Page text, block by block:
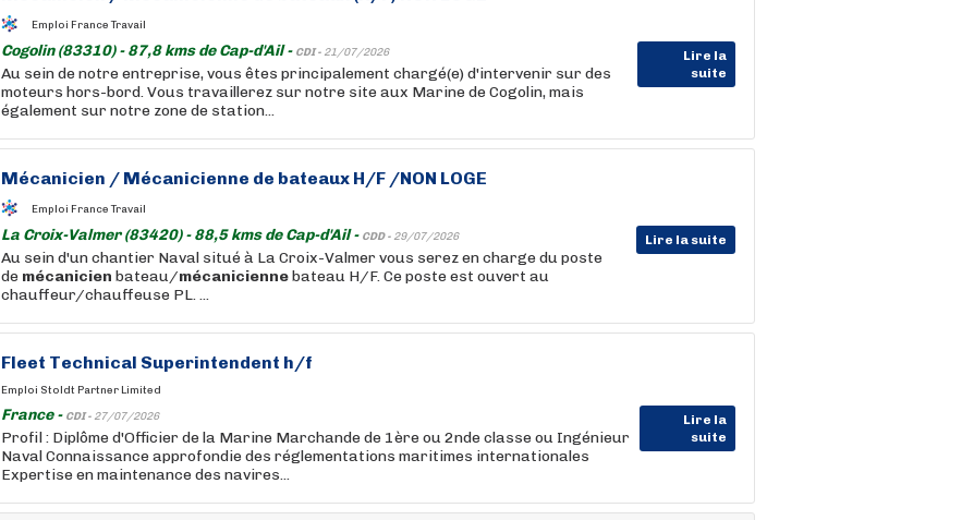
Emploi France Travail
Cogolin (83310) - 87,8 kms de Cap-d'Ail - CDI - 21/07/2026
Lire la
suite
Au sein de notre entreprise, vous êtes principalement chargé(e) d'intervenir sur des
moteurs hors-bord. Vous travaillerez sur notre site aux Marine de Cogolin, mais
également sur notre zone de station...
Mécanicien / Mécanicienne de bateaux H/F /NON LOGE
Emploi France Travail
La Croix-Valmer (83420) - 88,5 kms de Cap-d'Ail - CDD - 29/07/2026 Lire la suite
Au sein d'un chantier Naval situé à La Croix-Valmer vous serez en charge du poste
de mécanicien bateau/mécaniciennebateau H/F. Ce poste est ouvert au
chauffeur/chauffeuse PL. ...
Fleet Technical Superintendent h/f
Emploi Stoldt Partner Limited
France - CDI - 27/07/2026
Lire la
suite
Profil : Diplôme d'Officier de la Marine Marchande de 1ère ou 2nde classe ou Ingénieur
Naval Connaissance approfondie des réglementations maritimes internationales
Expertise en maintenance des navires...